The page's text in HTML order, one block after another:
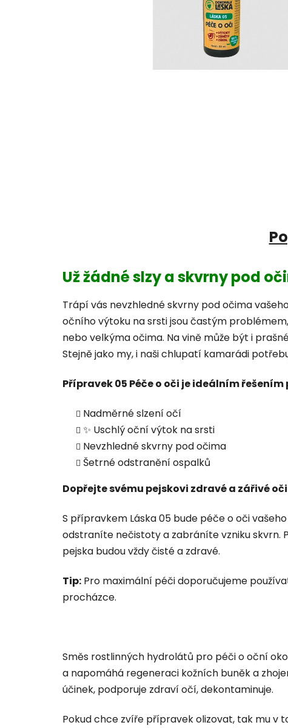
Už žádné slzy a skvrny pod
Trápí vás nevzhledné skvrny pod očima
očního výtoku na srsti jsou častým
nebo velkýma očima. Na vině může být i
Stejně jako my, i naši chlupatí kamarádi
Přípravek 05 Péče o oči je ideálním řešením
Nadměrné slzení očí
✨ Uschlý oční výtok na srsti
Nevzhledné skvrny pod očima
Šetrné odstranění ospalků
Dopřejte svému pejskovi zdravé a zářivé
S přípravkem Láska 05 bude péče o oči
odstraníte nečistoty a zabráníte vzniku skvrn.
pejska budou vždy čisté a zdravé.
Tip: Pro maximální péči doporučujeme
procházce.
Směs rostlinných hydrolátů pro péči o oční
a napomáhá regeneraci kožních buněk a
účinek, podporuje zdraví očí, dekontaminuje.
Pokud chce zvíře přípravek olizovat, tak mu